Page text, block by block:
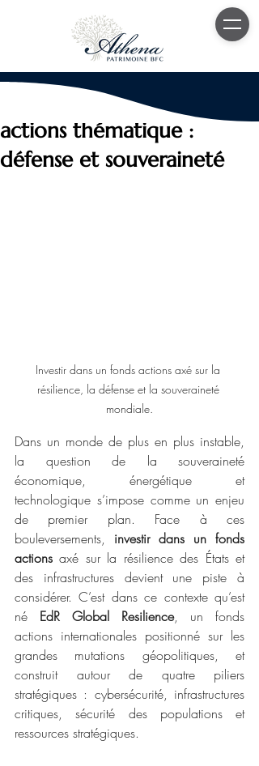
Investir dans un fonds
actions thématique :
défense et souveraineté
15 juil. 2025
Investir dans un fonds actions axé sur la
résilience, la défense et la souveraineté
mondiale.
Dans un monde de plus en plus instable,
la question de la souveraineté
économique, énergétique et
technologique s’impose comme un enjeu
de premier plan. Face à ces
bouleversements, investir dans un fonds
actions axé sur la résilience des États et
des infrastructures devient une piste à
considérer. C’est dans ce contexte qu’est
né EdR Global Resilience, un fonds
actions internationales positionné sur les
grandes mutations géopolitiques, et
construit autour de quatre piliers
stratégiques : cybersécurité, infrastructures
critiques, sécurité des populations et
ressources stratégiques.